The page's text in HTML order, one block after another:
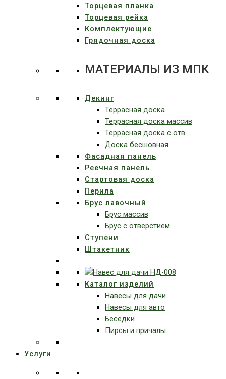
Торцевая планка
Торцевая рейка
Комплектующие
Грядочная доска
МАТЕРИАЛЫ ИЗ МПК
Декинг
Террасная доска
Террасная доска массив
Террасная доска c отв.
Доска бесшовная
Фасадная панель
Реечная панель
Стартовая доска
Перила
Брус лавочный
Брус массив
Брус с отверстием
Ступени
Штакетник
Каталог изделий
Навесы для дачи
Навесы для авто
Беседки
Пирсы и причалы
Услуги